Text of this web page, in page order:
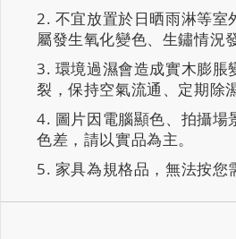
不宜放置於日晒雨淋等室
屬發生氧化變色、生鏽情況
環境過濕會造成實木膨脹
裂，保持空氣流通、定期除濕
圖片因電腦顯色、拍攝場
色差，請以實品為主。
家具為規格品，無法按您